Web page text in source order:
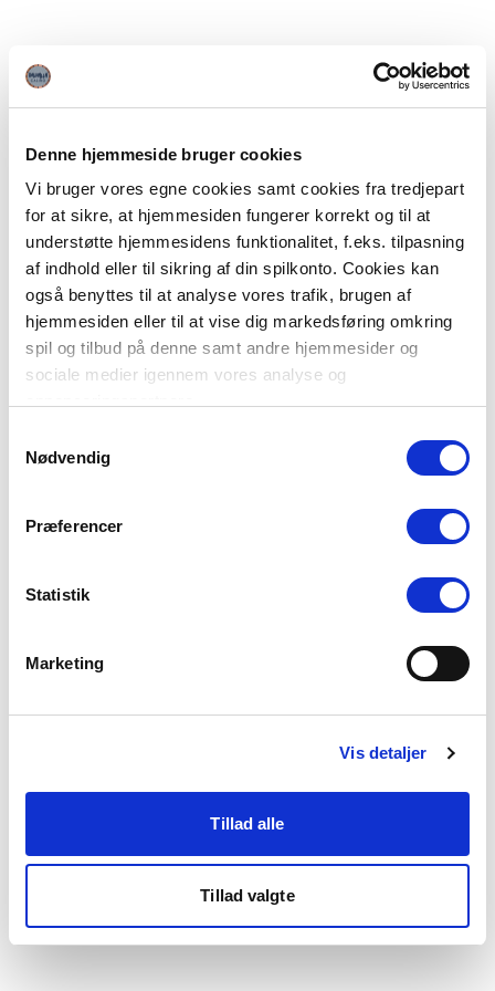
Denne hjemmeside bruger cookies
Vi bruger vores egne cookies samt cookies fra tredjepart
for at sikre, at hjemmesiden fungerer korrekt og til at
understøtte hjemmesidens funktionalitet, f.eks. tilpasning
af indhold eller til sikring af din spilkonto. Cookies kan
også benyttes til at analyse vores trafik, brugen af
hjemmesiden eller til at vise dig markedsføring omkring
spil og tilbud på denne samt andre hjemmesider og
sociale medier igennem vores analyse og
Du kan læse mere om vores brug af cookies under
"Detaljer" eller ved at klikke videre til vores Cookiepolitik,
Nødvendig
Præferencer
Statistik
Marketing
Vis detaljer
Tillad alle
Tillad valgte